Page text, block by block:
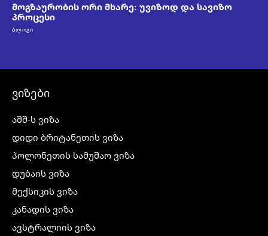
მოგზაურობის ორი მხარე: უვიზოდ და სავიზო
პროცესი
ᲑᲚᲝᲒᲘ
ვიზები
აშშ-ს ვიზა
დიდი ბრიტანეთის ვიზა
პოლონეთის სამუშაო ვიზა
დუბაის ვიზა
მექსიკის ვიზა
კანადის ვიზა
ავსტრალიის ვიზა